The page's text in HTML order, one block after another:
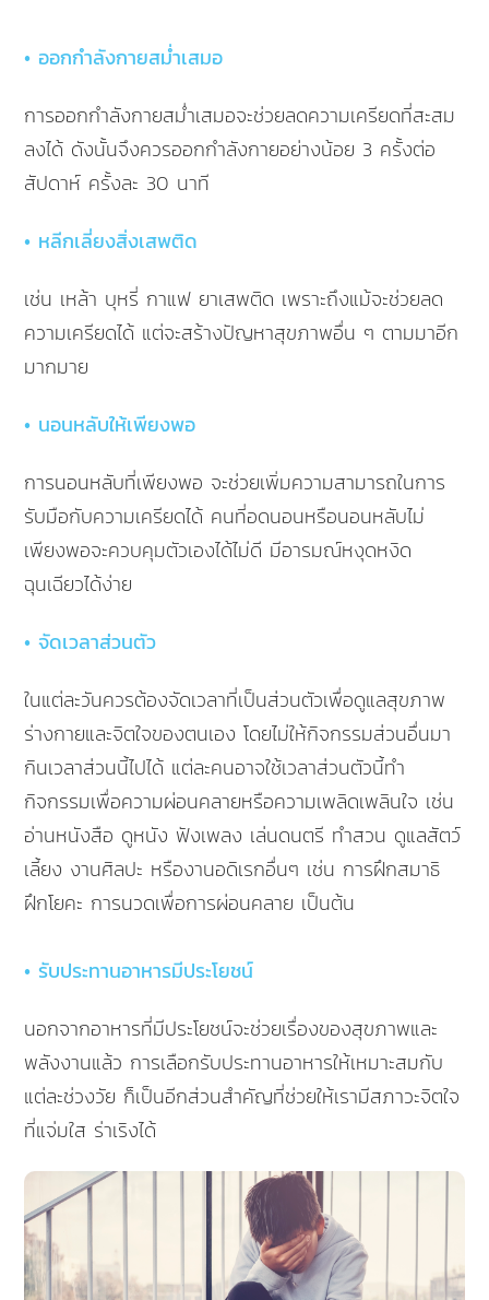
• ออกกำลังกายสม่ำเสมอ
การออกกำลังกายสม่ำเสมอจะช่วยลดความเครียดที่สะสม
ลงได้ ดังนั้นจึงควรออกกำลังกายอย่างน้อย 3 ครั้งต่อ
สัปดาห์ ครั้งละ 30 นาที
• หลีกเลี่ยงสิ่งเสพติด
เช่น เหล้า บุหรี่ กาแฟ ยาเสพติด เพราะถึงแม้จะช่วยลด
ความเครียดได้ แต่จะสร้างปัญหาสุขภาพอื่น ๆ ตามมาอีก
มากมาย
• นอนหลับให้เพียงพอ
การนอนหลับที่เพียงพอ จะช่วยเพิ่มความสามารถในการ
รับมือกับความเครียดได้ คนที่อดนอนหรือนอนหลับไม่
เพียงพอจะควบคุมตัวเองได้ไม่ดี มีอารมณ์หงุดหงิด
ฉุนเฉียวได้ง่าย
• จัดเวลาส่วนตัว
ในแต่ละวันควรต้องจัดเวลาที่เป็นส่วนตัวเพื่อดูแลสุขภาพ
ร่างกายและจิตใจของตนเอง โดยไม่ให้กิจกรรมส่วนอื่นมา
กินเวลาส่วนนี้ไปได้ แต่ละคนอาจใช้เวลาส่วนตัวนี้ทำ
กิจกรรมเพื่อความผ่อนคลายหรือความเพลิดเพลินใจ เช่น
อ่านหนังสือ ดูหนัง ฟังเพลง เล่นดนตรี ทำสวน ดูแลสัตว์
เลี้ยง งานศิลปะ หรืองานอดิเรกอื่นๆ เช่น การฝึกสมาธิ
ฝึกโยคะ การนวดเพื่อการผ่อนคลาย เป็นต้น
• รับประทานอาหารมีประโยชน์
นอกจากอาหารที่มีประโยชน์จะช่วยเรื่องของสุขภาพและ
พลังงานแล้ว การเลือกรับประทานอาหารให้เหมาะสมกับ
แต่ละช่วงวัย ก็เป็นอีกส่วนสำคัญที่ช่วยให้เรามีสภาวะจิตใจ
ที่แจ่มใส ร่าเริงได้